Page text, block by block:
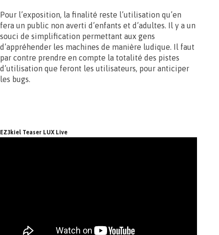
Pour l’exposition, la finalité reste l’utilisation qu’en
fera un public non averti d’enfants et d’adultes. Il y a un
souci de simplification permettant aux gens
d’appréhender les machines de manière ludique. Il faut
par contre prendre en compte la totalité des pistes
d’utilisation que feront les utilisateurs, pour anticiper
les bugs.
EZ3kiel Teaser LUX Live